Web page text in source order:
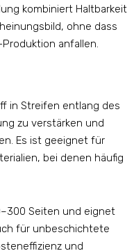
kombiniert Haltbarkeit
ohne dass
anfallen.
in Streifen entlang des
zu verstärken und
Es ist geeignet für
bei denen häufig
Seiten und eignet
für unbeschichtete
und